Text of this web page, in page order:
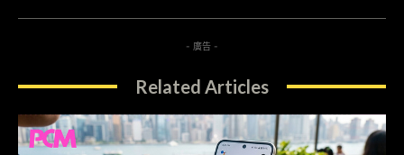
- 廣告 -
Related Articles